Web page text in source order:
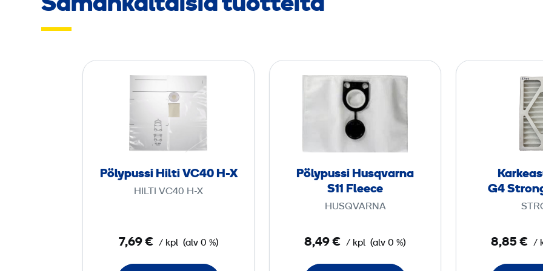
Samankaltaisia tuotteita
l
y
p
u
s
l
t
Pölypussi Hilti VC40 H-X
HILTI VC40 H-X
7,69 € / kpl (alv 0 %)
ö
l
y
u
s
s
s
q
Pölypussi Husqvarna
S11 Fleece
HUSQVARNA
8,49 € / kpl (alv 0 %)
i
G4
8,85 € /